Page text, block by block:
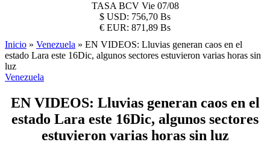
TASA BCV Vie 07/08
$ USD: 756,70 Bs
€ EUR: 871,89 Bs
Inicio » Venezuela » EN VIDEOS: Lluvias generan caos en el
estado Lara este 16Dic, algunos sectores estuvieron varias horas sin
luz
Venezuela
EN VIDEOS: Lluvias generan caos en el
estado Lara este 16Dic, algunos sectores
estuvieron varias horas sin luz